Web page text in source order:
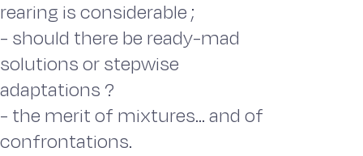
rearing is considerable ;
- should there be ready-mad
solutions or stepwise
adaptations ?
- the merit of mixtures... and of
confrontations.